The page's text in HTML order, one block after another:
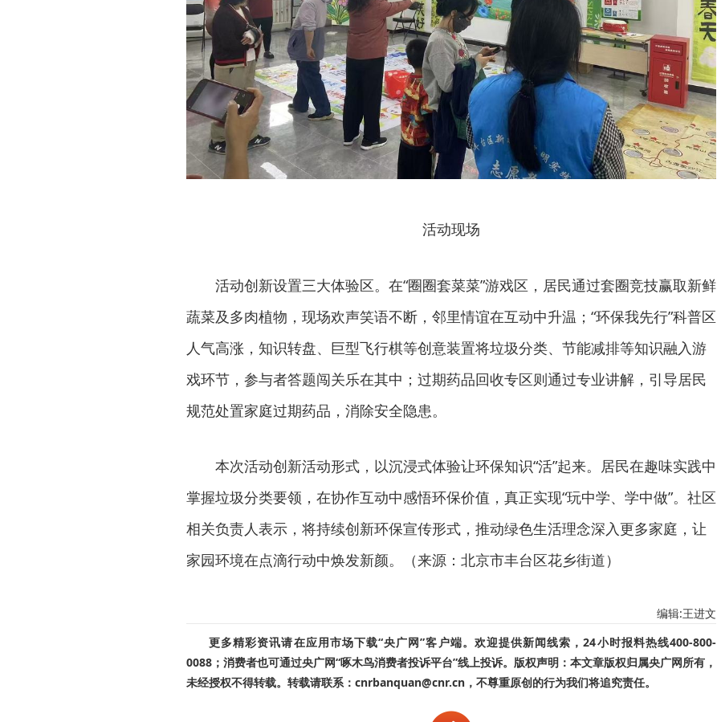
活动现场
活动创新设置三大体验区。在“圈圈套菜菜”游戏区，居民通过套圈竞技赢取新鲜
蔬菜及多肉植物，现场欢声笑语不断，邻里情谊在互动中升温；“环保我先行”科普区
人气高涨，知识转盘、巨型飞行棋等创意装置将垃圾分类、节能减排等知识融入游
戏环节，参与者答题闯关乐在其中；过期药品回收专区则通过专业讲解，引导居民
规范处置家庭过期药品，消除安全隐患。
本次活动创新活动形式，以沉浸式体验让环保知识“活”起来。居民在趣味实践中
掌握垃圾分类要领，在协作互动中感悟环保价值，真正实现“玩中学、学中做”。社区
相关负责人表示，将持续创新环保宣传形式，推动绿色生活理念深入更多家庭，让
家园环境在点滴行动中焕发新颜。（来源：北京市丰台区花乡街道）
编辑:王进文
更多精彩资讯请在应用市场下载“央广网”客户端。欢迎提供新闻线索，24小时报料热线400-800-
0088；消费者也可通过央广网“啄木鸟消费者投诉平台”线上投诉。版权声明：本文章版权归属央广网所有，
未经授权不得转载。转载请联系：cnrbanquan@cnr.cn，不尊重原创的行为我们将追究责任。